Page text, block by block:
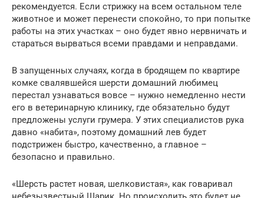
рекомендуется. Если стрижку на всем остальном теле
животное и может перенести спокойно, то при попытке
работы на этих участках – оно будет явно нервничать и
стараться вырваться всеми правдами и неправдами.
В запущенных случаях, когда в бродящем по квартире
комке свалявшейся шерсти домашний любимец
перестал узнаваться вовсе – нужно немедленно нести
его в ветеринарную клинику, где обязательно будут
предложены услуги грумера. У этих специалистов рука
давно «набита», поэтому домашний лев будет
подстрижен быстро, качественно, а главное –
безопасно и правильно.
«Шерсть растет новая, шелковистая», как говаривал